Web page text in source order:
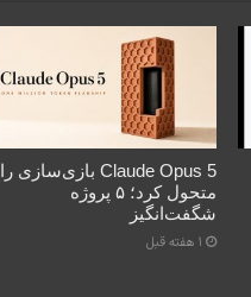
Claude Opus 5 بازی‌سازی را
متحول کرد؛ ۵ پروژه
شگفت‌انگیز
1 هفته قبل